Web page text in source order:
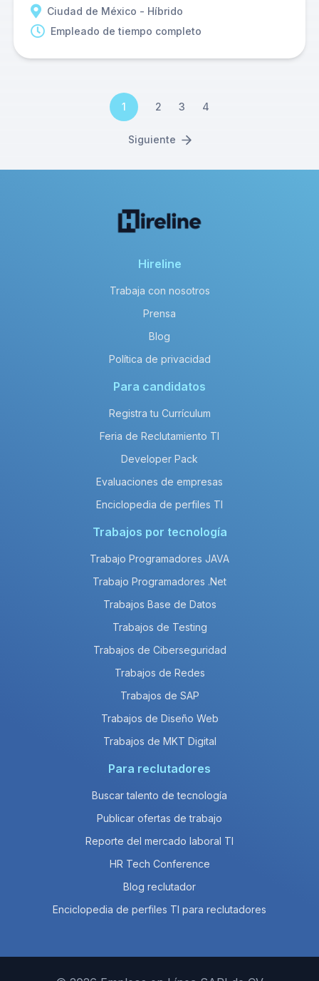
Ciudad de México - Híbrido
Empleado de tiempo completo
1 2 3 4
Siguiente
Hireline
Trabaja con nosotros
Prensa
Blog
Política de privacidad
Para candidatos
Registra tu Currículum
Feria de Reclutamiento TI
Developer Pack
Evaluaciones de empresas
Enciclopedia de perfiles TI
Trabajos por tecnología
Trabajo Programadores JAVA
Trabajo Programadores .Net
Trabajos Base de Datos
Trabajos de Testing
Trabajos de Ciberseguridad
Trabajos de Redes
Trabajos de SAP
Trabajos de Diseño Web
Trabajos de MKT Digital
Para reclutadores
Buscar talento de tecnología
Publicar ofertas de trabajo
Reporte del mercado laboral TI
HR Tech Conference
Blog reclutador
Enciclopedia de perfiles TI para reclutadores